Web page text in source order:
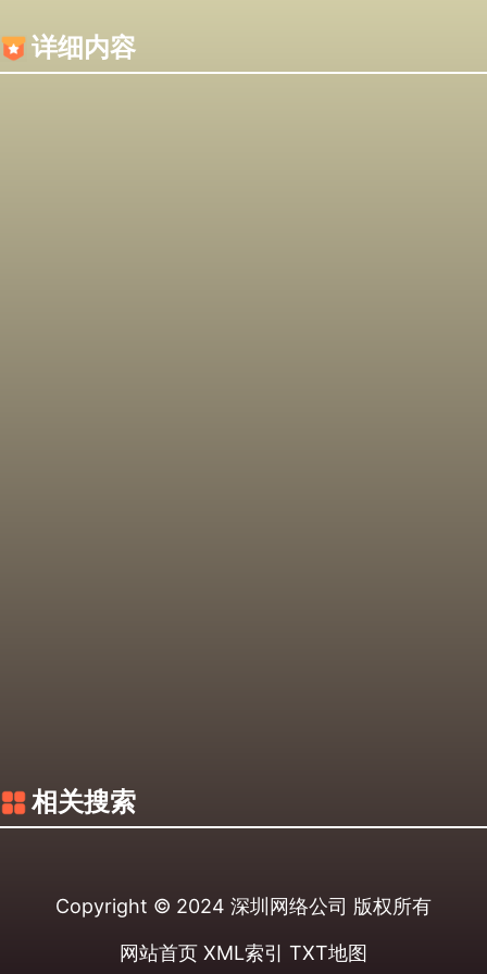
详细内容
相关搜索
Copyright © 2024 深圳网络公司 版权所有
网站首页 XML索引 TXT地图